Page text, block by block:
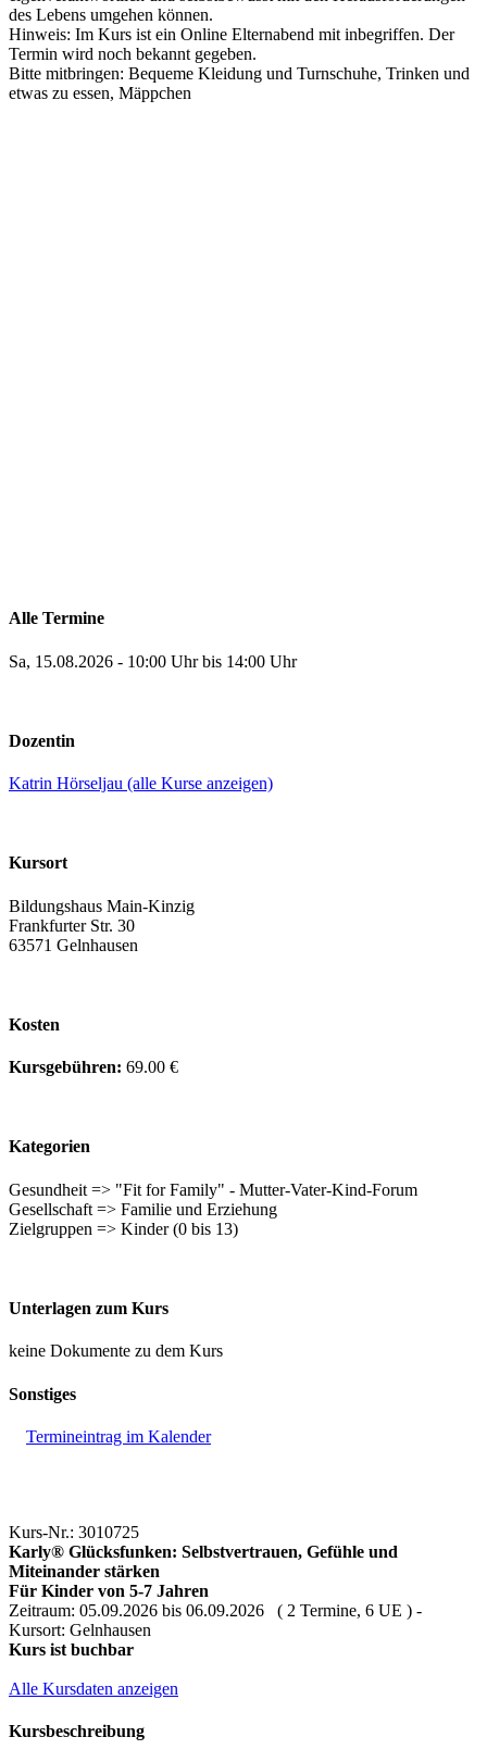
des Lebens umgehen können.
Hinweis: Im Kurs ist ein Online Elternabend mit inbegriffen. Der
Termin wird noch bekannt gegeben.
Bitte mitbringen: Bequeme Kleidung und Turnschuhe, Trinken und
etwas zu essen, Mäppchen
Alle Termine
Sa, 15.08.2026 - 10:00 Uhr bis 14:00 Uhr
Dozentin
Katrin Hörseljau (alle Kurse anzeigen)
Kursort
Bildungshaus Main-Kinzig
Frankfurter Str. 30
63571 Gelnhausen
Kosten
Kursgebühren: 69.00 €
Kategorien
Gesundheit => "Fit for Family" - Mutter-Vater-Kind-Forum
Gesellschaft => Familie und Erziehung
Zielgruppen => Kinder (0 bis 13)
Unterlagen zum Kurs
keine Dokumente zu dem Kurs
Sonstiges
Termineintrag im Kalender
Kurs-Nr.: 3010725
Karly® Glücksfunken: Selbstvertrauen, Gefühle und
Miteinander stärken
Für Kinder von 5-7 Jahren
Zeitraum: 05.09.2026 bis 06.09.2026 ( 2 Termine, 6 UE ) -
Kursort: Gelnhausen
Kurs ist buchbar
Alle Kursdaten anzeigen
Kursbeschreibung